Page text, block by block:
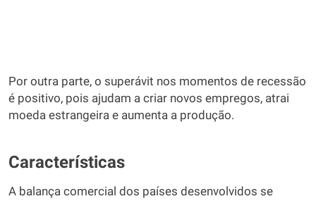
Por outra parte, o superávit nos momentos de recessão
é positivo, pois ajudam a criar novos empregos, atrai
moeda estrangeira e aumenta a produção.
Características
A balança comercial dos países desenvolvidos se